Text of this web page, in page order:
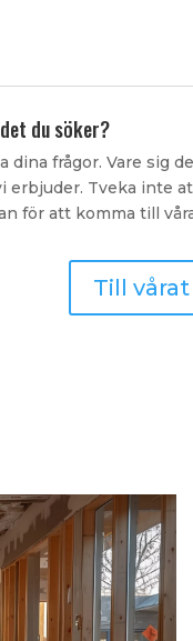
du söker?
dina frågor. Vare sig
erbjuder. Tveka inte
för att komma till
Till